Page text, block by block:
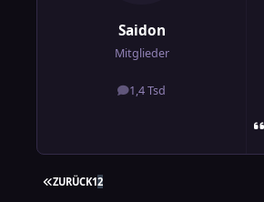
Saidon
Mitglieder
1,4 Tsd
Beiträge
ERSTE SEITE
ZURÜCK12